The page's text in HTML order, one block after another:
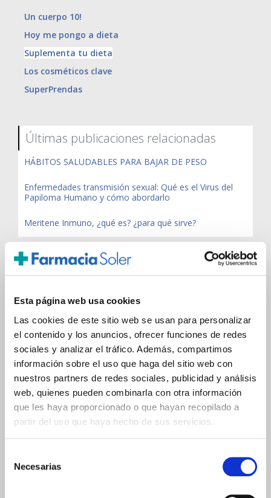
Esta página web usa cookies
Las cookies de este sitio web se usan para personalizar
el contenido y los anuncios, ofrecer funciones de redes
sociales y analizar el tráfico. Además, compartimos
información sobre el uso que haga del sitio web con
nuestros partners de redes sociales, publicidad y análisis
web, quienes pueden combinarla con otra información
que les haya proporcionado o que hayan recopilado a
partir del uso que haya hecho de sus servicios.
Necesarias
Un cuerpo 10!
Hoy me pongo a dieta
Suplementa tu dieta
Los cosméticos clave
SuperPrendas
Últimas publicaciones relacionadas
HÁBITOS SALUDABLES PARA BAJAR DE PESO
Enfermedades transmisión sexual: Qué es el Virus del
Papiloma Humano y cómo abordarlo
Meritene Inmuno, ¿qué es? ¿para qué sirve?
Publicaciones más comentadas
Leer esto solo si crees que debes tomar vitaminas…
(143 comentarios)
LA DIETA SECRETA DE LAS CELEBRITIES!
(14 comentarios)
Cómo recuperar tu energía con Meritene ProActive
(4 comentarios)